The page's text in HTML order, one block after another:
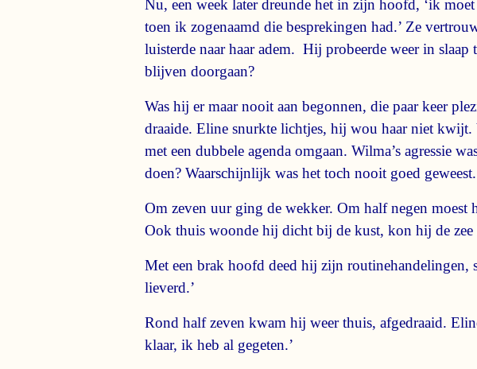
Nu, een week later dreunde het in zijn hoofd, ‘ik
toen ik zogenaamd die besprekingen had.’ Ze
luisterde naar haar adem. Hij probeerde weer in
blijven doorgaan?
Was hij er maar nooit aan begonnen, die paar keer
draaide. Eline snurkte lichtjes, hij wou haar niet
met een dubbele agenda omgaan. Wilma’s agressie
doen? Waarschijnlijk was het toch nooit goed geweest.
Om zeven uur ging de wekker. Om half negen
Ook thuis woonde hij dicht bij de kust, kon hij de
Met een brak hoofd deed hij zijn routinehandelingen,
lieverd.’
Rond half zeven kwam hij weer thuis, afgedraaid.
klaar, ik heb al gegeten.’